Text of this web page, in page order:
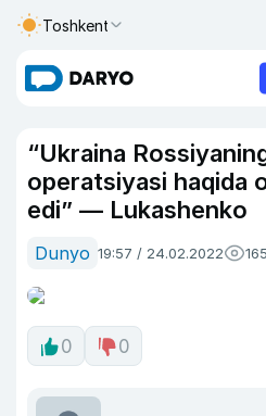
Toshkent
“Ukraina
operatsiyasi haqida
edi” — Lukashenko
Dunyo 19:57 / 24.02.2022
0 0